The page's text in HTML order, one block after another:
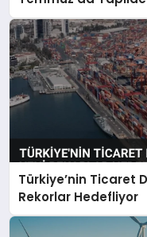
Türkiye’nin Ticaret
Rekorlar Hedefliyor